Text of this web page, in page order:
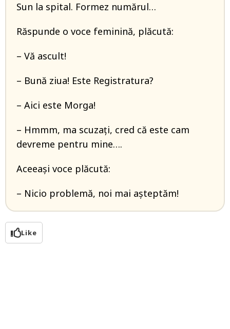
Sun la spital. Formez numărul…
Răspunde o voce feminină, plăcută:
– Vă ascult!
– Bună ziua! Este Registratura?
– Aici este Morga!
– Hmmm, ma scuzați, cred că este cam
devreme pentru mine….
Aceeași voce plăcută:
– Nicio problemă, noi mai așteptăm!
Like